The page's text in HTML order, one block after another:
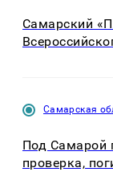
Самарский
Самарская
Под Самарой
проверка,